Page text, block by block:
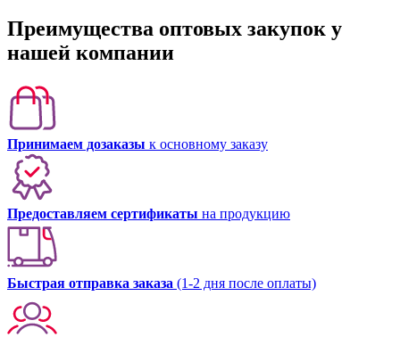
Преимущества оптовых закупок у
нашей компании
Принимаем дозаказы к основному заказу
Предоставляем сертификаты на продукцию
Быстрая отправка заказа (1-2 дня после оплаты)